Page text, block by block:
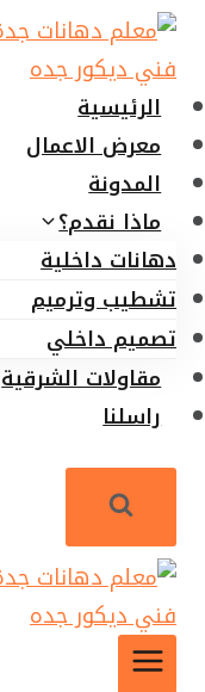
التجاوز
إلى
المحتوىالرئيسية
معرض الاعمال
المدونة
ماذا نقدم؟
دهانات داخلية
تشطيب وترميم
تصميم داخلي
مقاولات الشرقية
راسلنا